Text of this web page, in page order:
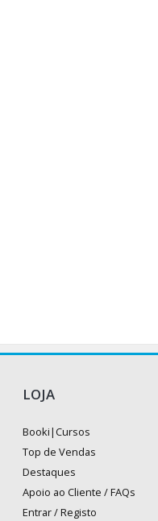
LOJA
Booki|Cursos
Top de Vendas
Destaques
Apoio ao Cliente / FAQs
Entrar / Registo